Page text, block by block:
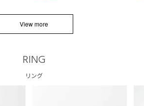
View more
RING
リング